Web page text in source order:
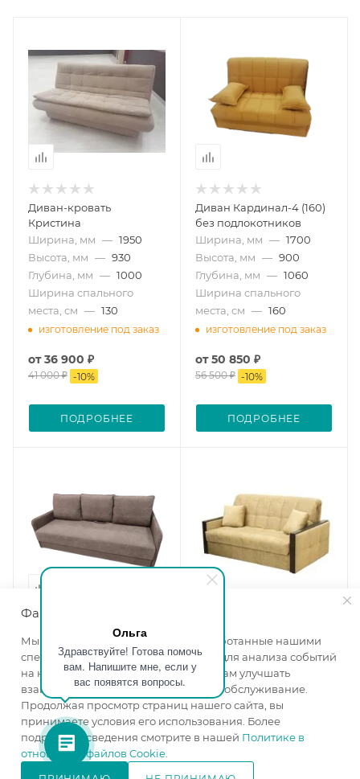
Ольга
Здравствуйте! Готова помочь
вам. Напишите мне, если у
вас появятся вопросы.
Диван-кровать
Кристина
Ширина, мм — 1950
Высота, мм — 930
Глубина, мм — 1000
Ширина спального
места, см — 130
изготовление под заказ
от36 900 ₽
41 000 ₽ -10%
ПОДРОБНЕЕ
Диван Кардинал-4 (160)
без подлокотников
Ширина, мм — 1700
Высота, мм — 900
Глубина, мм — 1060
Ширина спального
места, см — 160
изготовление под заказ
от50 850 ₽
56 500 ₽ -10%
ПОДРОБНЕЕ
Диван Рокки-2
Ширина, мм — 2100
Высота, мм
—
900
Глубина, мм
— 1060
Ширина спального
места, см — 150
изготовление под заказ
Диван Кардинал-4 с
узкими подлокотниками
Длина, мм — 1800
Высота, мм —
1020
Глубина, мм
—
Ширина спального
места, см — 160
изготовление под заказ
Файлы cookie
Мы используем файлы cookie, разработанные нашими
специалистами и третьими лицами, для анализа событий
на нашем веб-сайте, что позволяет нам улучшать
взаимодействие с пользователями и обслуживание.
Продолжая просмотр страниц нашего сайта, вы
принимаете условия его использования. Более
подробные сведения смотрите в нашей Политике в
отношении файлов Cookie